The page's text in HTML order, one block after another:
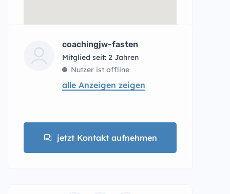
coachingjw-fasten
Mitglied seit: 2 Jahren
Nutzer ist offline
alle Anzeigen zeigen
jetzt Kontakt aufnehmen